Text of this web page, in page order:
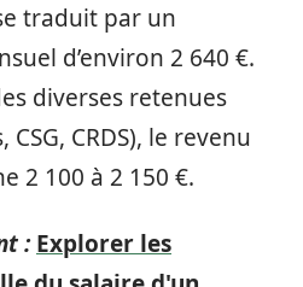
traduit par un
d’environ 2 640 €.
diverses retenues
CRDS), le revenu
2 100 à 2 150 €.
: Explorer les